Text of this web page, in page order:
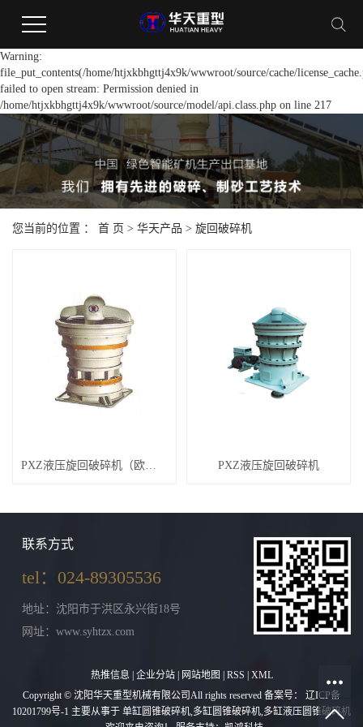
Warning:
file_put_contents(/home/htjxkbhgttj4x9k/wwwroot/source/cache/
failed to open stream: Permission denied in
/home/htjxkbhgttj4x9k/wwwroot/source/model/api.class.php on line 217
您当前的位置 ： 首 页 > 华天产品 > 旋回破碎机
PXZ液压旋回破碎机
联系方式
tel：024-89305536
地址：沈阳市于洪区永兴街18号
网址：www.syhtzx.com
热推信息| 企业分站| 网站地图 | RSS | XML
Copyright © 沈阳华天重型机械有限公司All rights reserved 备案号： 辽ICP备
10201799号-1 主要从事于 单缸圆锥破碎机,多缸圆锥破碎机,多缸液压圆锥破碎机